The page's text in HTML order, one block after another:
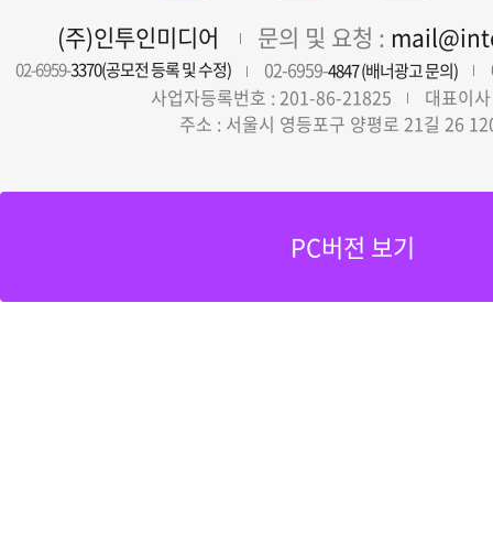
(주)인투인미디어 문의 및 요청 :
02-6959-3370(공모전 등록 및 수정) 02-6959-4847 (배너광고 문의)
사업자등록번호 : 201-86-21825
대표이
주소 : 서울시 영등포구 양평로 21길 26
PC버전 보기